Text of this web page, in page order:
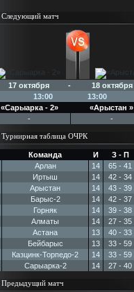
Следующий матч
17 октября - 18 октября
13:00
13:00
«Сарыарка - 2»
«Арыстан »
-
-
Турнирная таблица ОЧРК
Команда И З - П
Арлан 14 65 - 41
Иртыш 14 42 - 34
Арыстан 14 43 - 39
Барыс-2 14 42 - 37
Горняк 14 39 - 38
Алматы 14 27 - 35
Астана 13 40 - 33
Бейбарыс 13 33 - 59
Казцинк-Торпедо-2 14 33 - 59
Сарыарка-2 14 27 - 40
Предыдущий матч